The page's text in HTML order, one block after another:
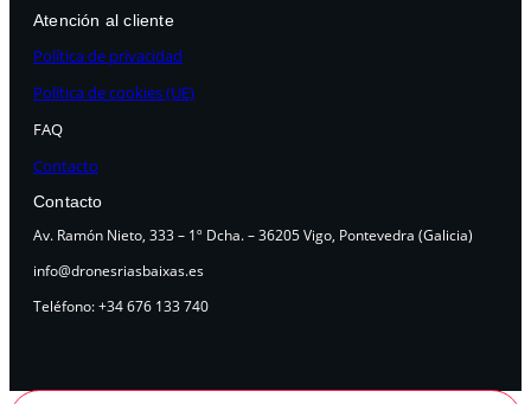
Atención al cliente
Política de privacidad
Política de cookies (UE)
FAQ
Contacto
Contacto
Av. Ramón Nieto, 333 – 1º Dcha. – 36205 Vigo, Pontevedra (Galicia)
info@dronesriasbaixas.es
Teléfono: +34 676 133 740